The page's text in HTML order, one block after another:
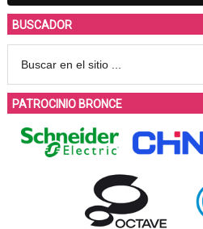
BUSCADOR
PATROCINIO BRONCE